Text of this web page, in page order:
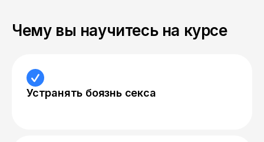
Чему вы научитесь на курсе
Устранять боязнь секса